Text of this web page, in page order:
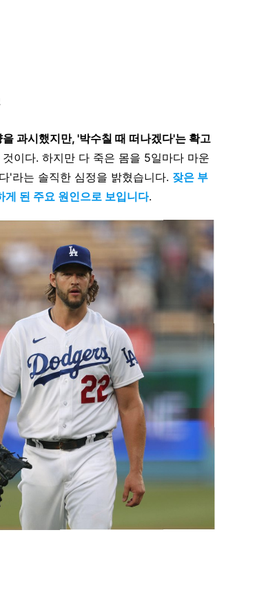
과시했지만, '박수칠 때 떠나겠다'는 확고
이다. 하지만 다 죽은 몸을 5일마다 마운
'라는 솔직한 심정을 밝혔습니다. 잦은 부
된 주요 원인으로 보입니다.